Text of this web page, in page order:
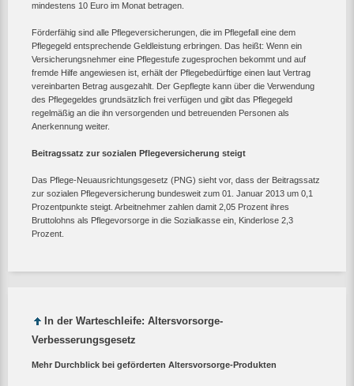
mindestens 10 Euro im Monat betragen.
Förderfähig sind alle Pflegeversicherungen, die im Pflegefall eine dem
Pflegegeld entsprechende Geldleistung erbringen. Das heißt: Wenn ein
Versicherungsnehmer eine Pflegestufe zugesprochen bekommt und auf
fremde Hilfe angewiesen ist, erhält der Pflegebedürftige einen laut Vertrag
vereinbarten Betrag ausgezahlt. Der Gepflegte kann über die Verwendung
des Pflegegeldes grundsätzlich frei verfügen und gibt das Pflegegeld
regelmäßig an die ihn versorgenden und betreuenden Personen als
Anerkennung weiter.
Beitragssatz zur sozialen Pflegeversicherung steigt
Das Pflege-Neuausrichtungsgesetz (PNG) sieht vor, dass der Beitragssatz
zur sozialen Pflegeversicherung bundesweit zum 01. Januar 2013 um 0,1
Prozentpunkte steigt. Arbeitnehmer zahlen damit 2,05 Prozent ihres
Bruttolohns als Pflegevorsorge in die Sozialkasse ein, Kinderlose 2,3
Prozent.
In der Warteschleife: Altersvorsorge-
Verbesserungsgesetz
Mehr Durchblick bei geförderten Altersvorsorge-Produkten